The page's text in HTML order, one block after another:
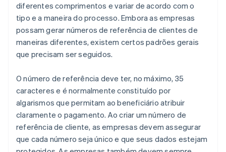
diferentes comprimentos e variar de acordo com o
tipo e a maneira do processo. Embora as empresas
possam gerar números de referência de clientes de
maneiras diferentes, existem certos padrões gerais
que precisam ser seguidos.
O número de referência deve ter, no máximo, 35
caracteres e é normalmente constituído por
algarismos que permitam ao beneficiário atribuir
claramente o pagamento. Ao criar um número de
referência de cliente, as empresas devem assegurar
que cada número seja único e que seus dados estejam